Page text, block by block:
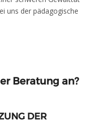
uns der pädagogische
Beratung an?
DER